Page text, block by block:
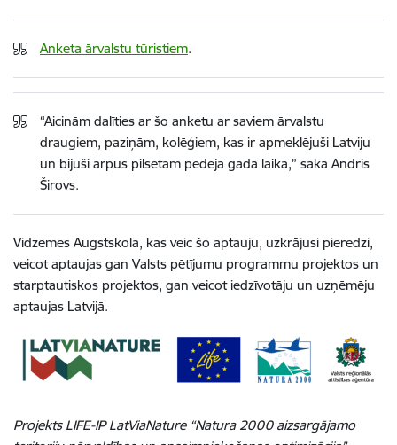
Anketa ārvalstu tūristiem.
“Aicinām dalīties ar šo anketu ar saviem ārvalstu
draugiem, paziņām, kolēģiem, kas ir apmeklējuši Latviju
un bijuši ārpus pilsētām pēdējā gada laikā,” saka Andris
Širovs.
Vidzemes Augstskola, kas veic šo aptauju, uzkrājusi pieredzi,
veicot aptaujas gan Valsts pētījumu programmu projektos un
starptautiskos projektos, gan veicot iedzīvotāju un uzņēmēju
aptaujas Latvijā.
Projekts LIFE-IP LatViaNature “Natura 2000 aizsargājamo